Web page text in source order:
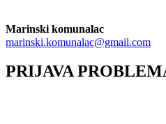
Marinski komunalac
marinski.komunalac@gmail.com
PRIJAVA